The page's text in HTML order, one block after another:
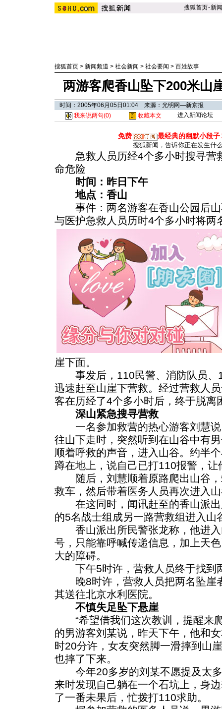
搜狐首页-新闻
搜狐首页 > 新闻频道 > 社会新闻 > 社会要闻 > 百姓故事
两游客爬香山坠下200米山
时间：2005年06月05日01:04 来源：光明网—新京报
我来说两句(0) 收藏本文 进入新闻论坛
免费 最经典的幽默小段子
搜狐新闻，告诉你正在发生什
急救人员历经4个多小时搜寻营
命危险
时间：昨日下午
地点：香山
事件：两名游客在香山公园后
与医护急救人员历时4个多小时将两
崖下面。
事发后，110民警、消防队员、
迅速赶至山崖下营救。经过营救人
客在历经了4个多小时后，终于脱离
深山紧急搜寻营救
一名参加救营的热心游客刘慧说
往山下走时，突然听到在山谷中有
顺着呼救的声音，进入山谷。约半
蹲在地上，说自己已打110报警，让
随后，刘慧顺着原路爬出山谷，
救车，然后带着医务人员再次进入
在这同时，闻讯赶至的香山派出
的5名战士组成另一路营救组进入山
香山派出所民警张龙称，他进入
号，只能靠呼喊传递信息，加上天
大的障碍。
下午5时许，营救人员终于找到
晚8时许，营救人员把两名坠崖
其送往北京水利医院。
不慎失足坠下悬崖
“希望借我们这次教训，提醒来
的男游客刘某说，昨天下午，他和
时20分许，女友突然脚一滑摔到山
也摔了下来。
今年20多岁的刘某不愿提及太多
来时发现自己躺在一个石坑上，身
了一番未果后，忙拨打110求助。